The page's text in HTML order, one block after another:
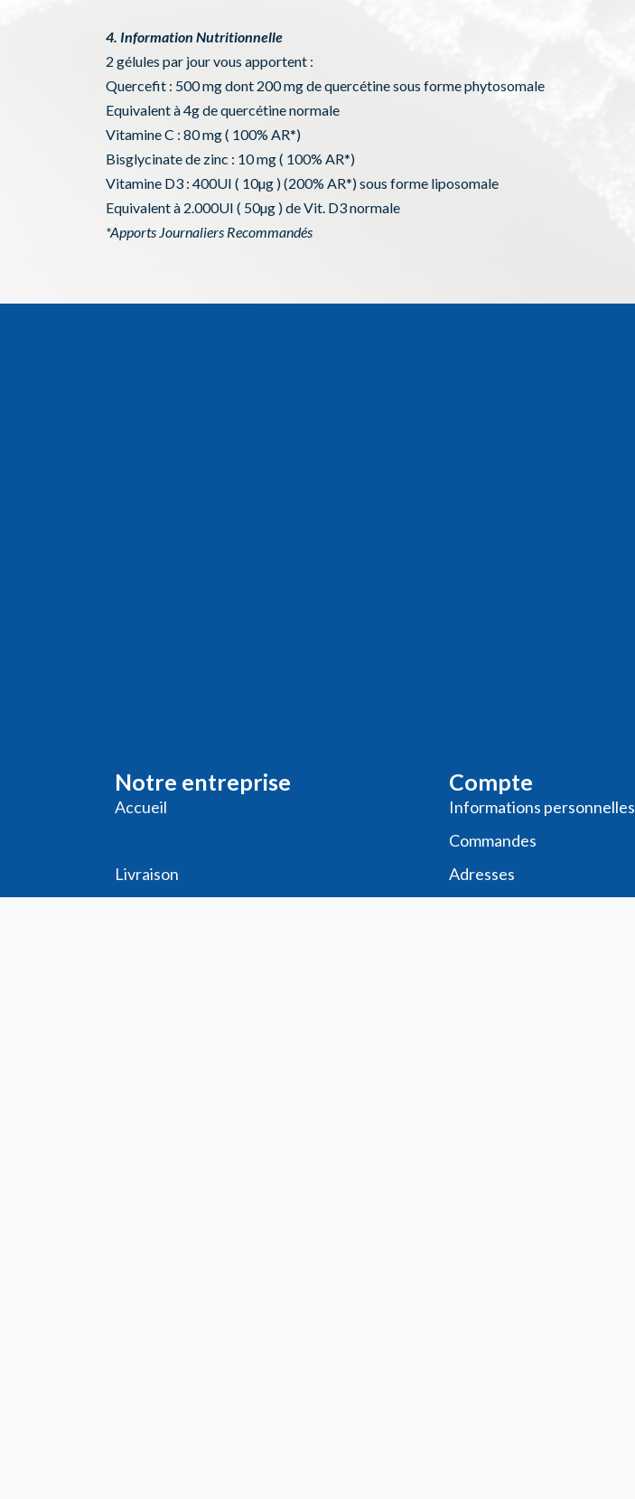
4. Information Nutritionnelle
2 gélules par jour vous apportent :
Quercefit : 500 mg dont 200 mg de quercétine sous forme phytosomale
Equivalent à 4g de quercétine normale
Vitamine C : 80 mg ( 100% AR*)
Bisglycinate de zinc : 10 mg ( 100% AR*)
Vitamine D3 : 400UI ( 10µg ) (200% AR*) sous forme liposomale
Equivalent à 2.000UI ( 50µg ) de Vit. D3 normale
*Apports Journaliers Recommandés
Notre entreprise
Accueil
Livraison
Compte
Informations personnelles
Commande​s
Adresses